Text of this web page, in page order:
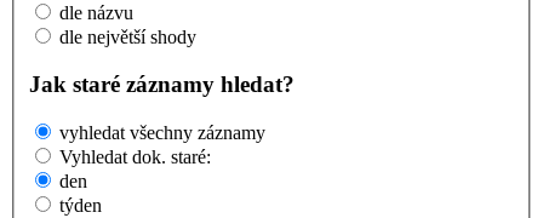
dle názvu
dle největší shody
Jak staré záznamy hledat?
vyhledat všechny záznamy
Vyhledat dok. staré:
den
týden